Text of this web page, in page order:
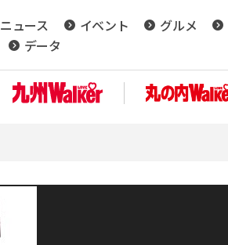
ニュース イベント グルメ
データ